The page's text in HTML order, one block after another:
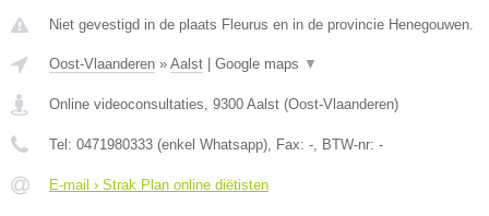
Niet gevestigd in de plaats Fleurus en in de provincie Henegouwen.
Oost-Vlaanderen » Aalst Google maps ▼
Online videoconsultaties, 9300 Aalst (Oost-Vlaanderen)
Tel: 0471980333 (enkel Whatsapp), Fax: -, BTW-nr: -
E-mail › Strak Plan online diëtisten